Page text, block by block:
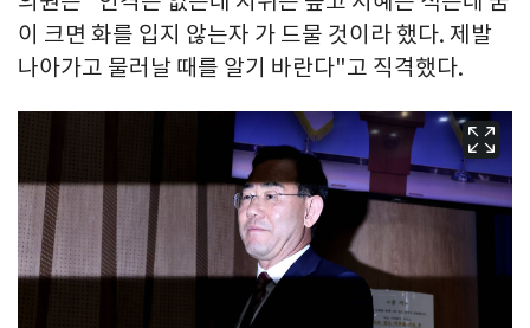
이 크면 화를 입지 않는자 가 드물 것이라 했다. 제발
나아가고 물러날 때를 알기 바란다"고 직격했다.